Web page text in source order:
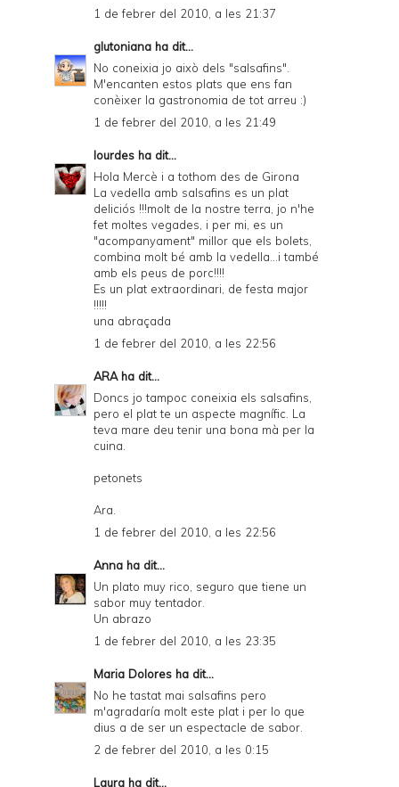
1 de febrer del 2010, a les 21:37
glutoniana ha dit...
No coneixia jo això dels "salsafins".
M'encanten estos plats que ens fan
conèixer la gastronomia de tot arreu :)
1 de febrer del 2010, a les 21:49
lourdes ha dit...
Hola Mercè i a tothom des de Girona
La vedella amb salsafins es un plat
deliciós !!!molt de la nostre terra, jo n'he
fet moltes vegades, i per mi, es un
"acompanyament" millor que els bolets,
combina molt bé amb la vedella...i també
amb els peus de porc!!!!
Es un plat extraordinari, de festa major
!!!!!
una abraçada
1 de febrer del 2010, a les 22:56
ARAha dit...
Doncs jo tampoc coneixia els salsafins,
pero el plat te un aspecte magnífic. La
teva mare deu tenir una bona mà per la
cuina.
petonets
Ara.
1 de febrer del 2010, a les 22:56
Anna ha dit...
Un plato muy rico, seguro que tiene un
sabor muy tentador.
Un abrazo
1 de febrer del 2010, a les 23:35
Maria Dolores ha dit...
No he tastat mai salsafins pero
m'agradaría molt este plat i per lo que
dius a de ser un espectacle de sabor.
2 de febrer del 2010, a les 0:15
Laura ha dit...